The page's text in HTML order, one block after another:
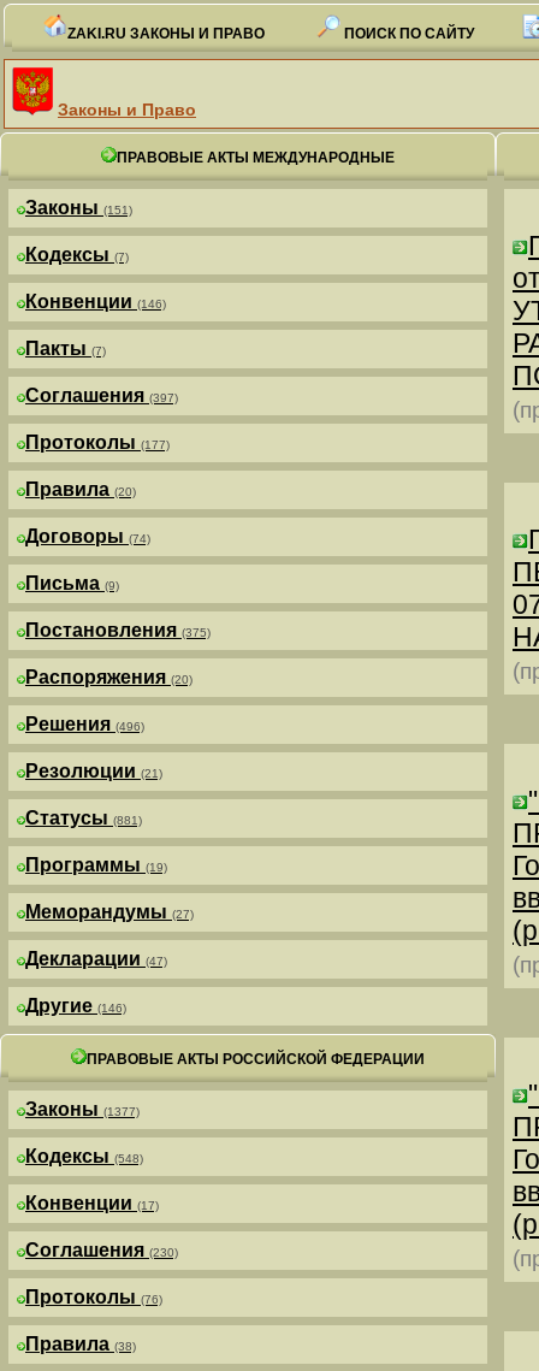
ZAKI.RU ЗАКОНЫ И ПРАВО ПОИСК ПО САЙТУ
Законы и Право
ПРАВОВЫЕ АКТЫ МЕЖДУНАРОДНЫЕ
Законы (151)
Кодексы (7)
Конвенции (146)
Пакты (7)
Соглашения (397)
Протоколы (177)
Правила (20)
Договоры (74)
Письма (9)
Постановления (375)
Распоряжения (20)
Решения (496)
Резолюции (21)
Статусы (881)
Программы (19)
Меморандумы (27)
Декларации (47)
Другие (146)
ПРАВОВЫЕ АКТЫ РОССИЙСКОЙ ФЕДЕРАЦИИ
Законы (1377)
Кодексы (548)
Конвенции (17)
Соглашения (230)
Протоколы (76)
Правила (38)